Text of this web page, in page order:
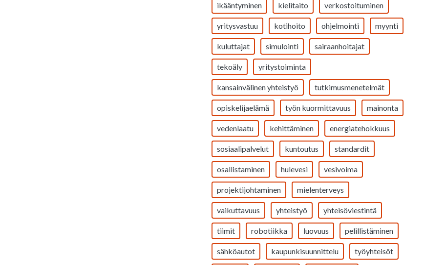
ikääntyminen kielitaito verkostoituminen
yritysvastuu kotihoito ohjelmointi myynti
kuluttajat simulointi sairaanhoitajat
tekoäly yritystoiminta
kansainvälinen yhteistyö tutkimusmenetelmät
opiskelijaelämä työn kuormittavuus mainonta
vedenlaatu kehittäminen energiatehokkuus
sosiaalipalvelut kuntoutus standardit
osallistaminen hulevesi vesivoima
projektijohtaminen mielenterveys
vaikuttavuus yhteistyö yhteisöviestintä
tiimit robotiikka luovuus pelillistäminen
sähköautot kaupunkisuunnittelu työyhteisöt